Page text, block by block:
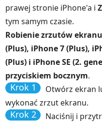
prawej stronie iPhone'a i
tym samym czasie.
Robienie zrzutów
(Plus), iPhone 7 (Plus),
(Plus) i iPhone SE (2.
przyciskiem bocznym.
Krok 1
Otwórz ekran
wykonać zrzut ekranu.
Krok 2 Naciśnij i